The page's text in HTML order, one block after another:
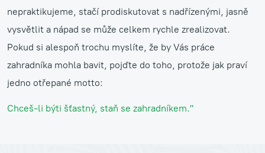
nepraktikujeme, stačí prodiskutovat s nadřízenými, jasně
vysvětlit a nápad se může celkem rychle zrealizovat.
Pokud si alespoň trochu myslíte, že by Vás práce
zahradníka mohla bavit, pojďte do toho, protože jak praví
jedno otřepané motto:
Chceš-li býti šťastný, staň se zahradníkem."